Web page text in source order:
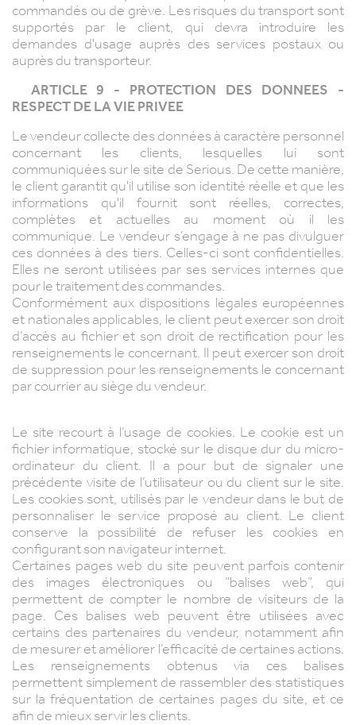
commandés ou de grève. Les risques du transport sont
supportés par le client, qui devra introduire les
demandes d'usage auprès des services postaux ou
auprès du transporteur.
ARTICLE 9 - PROTECTION DES DONNEES -
RESPECT DE LA VIE PRIVEE
Le vendeur collecte des données à caractère personnel
concernant les clients, lesquelles lui sont
communiquées sur le site de Serious. De cette manière,
le client garantit qu'il utilise son identité réelle et que les
informations qu'il fournit sont réelles, correctes,
complètes et actuelles au moment où il les
communique. Le vendeur s’engage à ne pas divulguer
ces données à des tiers. Celles-ci sont confidentielles.
Elles ne seront utilisées par ses services internes que
pour le traitement des commandes.
Conformément aux dispositions légales européennes
et nationales applicables, le client peut exercer son droit
d’accès au fichier et son droit de rectification pour les
renseignements le concernant. Il peut exercer son droit
de suppression pour les renseignements le concernant
par courrier au siège du vendeur.
Le site recourt à l’usage de cookies. Le cookie est un
fichier informatique, stocké sur le disque dur du micro-
ordinateur du client. Il a pour but de signaler une
précédente visite de l’utilisateur ou du client sur le site.
Les cookies sont, utilisés par le vendeur dans le but de
personnaliser le service proposé au client. Le client
conserve la possibilité de refuser les cookies en
configurant son navigateur internet.
Certaines pages web du site peuvent parfois contenir
des images électroniques ou “balises web”, qui
permettent de compter le nombre de visiteurs de la
page. Ces balises web peuvent être utilisées avec
certains des partenaires du vendeur, notamment afin
de mesurer et améliorer l’efficacité de certaines actions.
Les renseignements obtenus via ces balises
permettent simplement de rassembler des statistiques
sur la fréquentation de certaines pages du site, et ce
afin de mieux servir les clients.